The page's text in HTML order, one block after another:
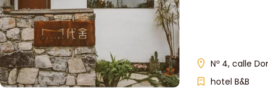
Nº 4, calle
hotel B&B